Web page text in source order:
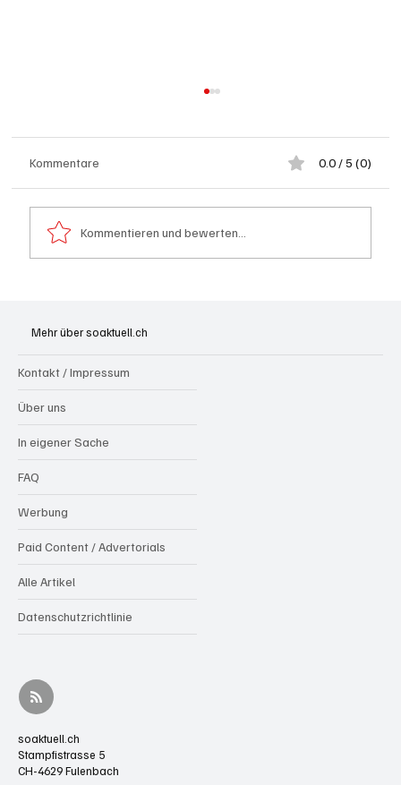
Kommentare 0.0 / 5 (0)
Kommentieren und bewerten...
Mehr über soaktuell.ch
Kontakt / Impressum
Über uns
In eigener Sache
FAQ
Werbung
Paid Content / Advertorials
Alle Artikel
Datenschutzrichtlinie
soaktuell.ch
Stampfistrasse 5
CH-4629 Fulenbach